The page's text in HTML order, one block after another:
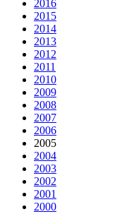
2016
2015
2014
2013
2012
2011
2010
2009
2008
2007
2006
2005
2004
2003
2002
2001
2000